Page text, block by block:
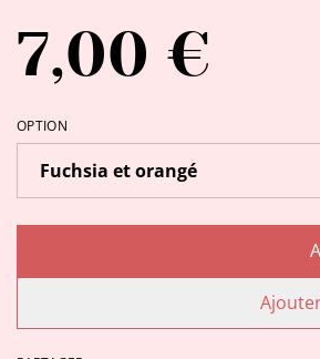
7,00 €
OPTION